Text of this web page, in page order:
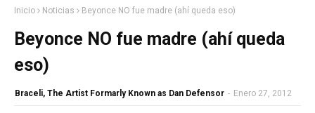
Inicio Noticias Beyonce NO fue madre (ahí queda eso)
Beyonce NO fue madre (ahí queda
eso)
Braceli, The Artist Formarly Known as Dan Defensor - Enero 27, 2012